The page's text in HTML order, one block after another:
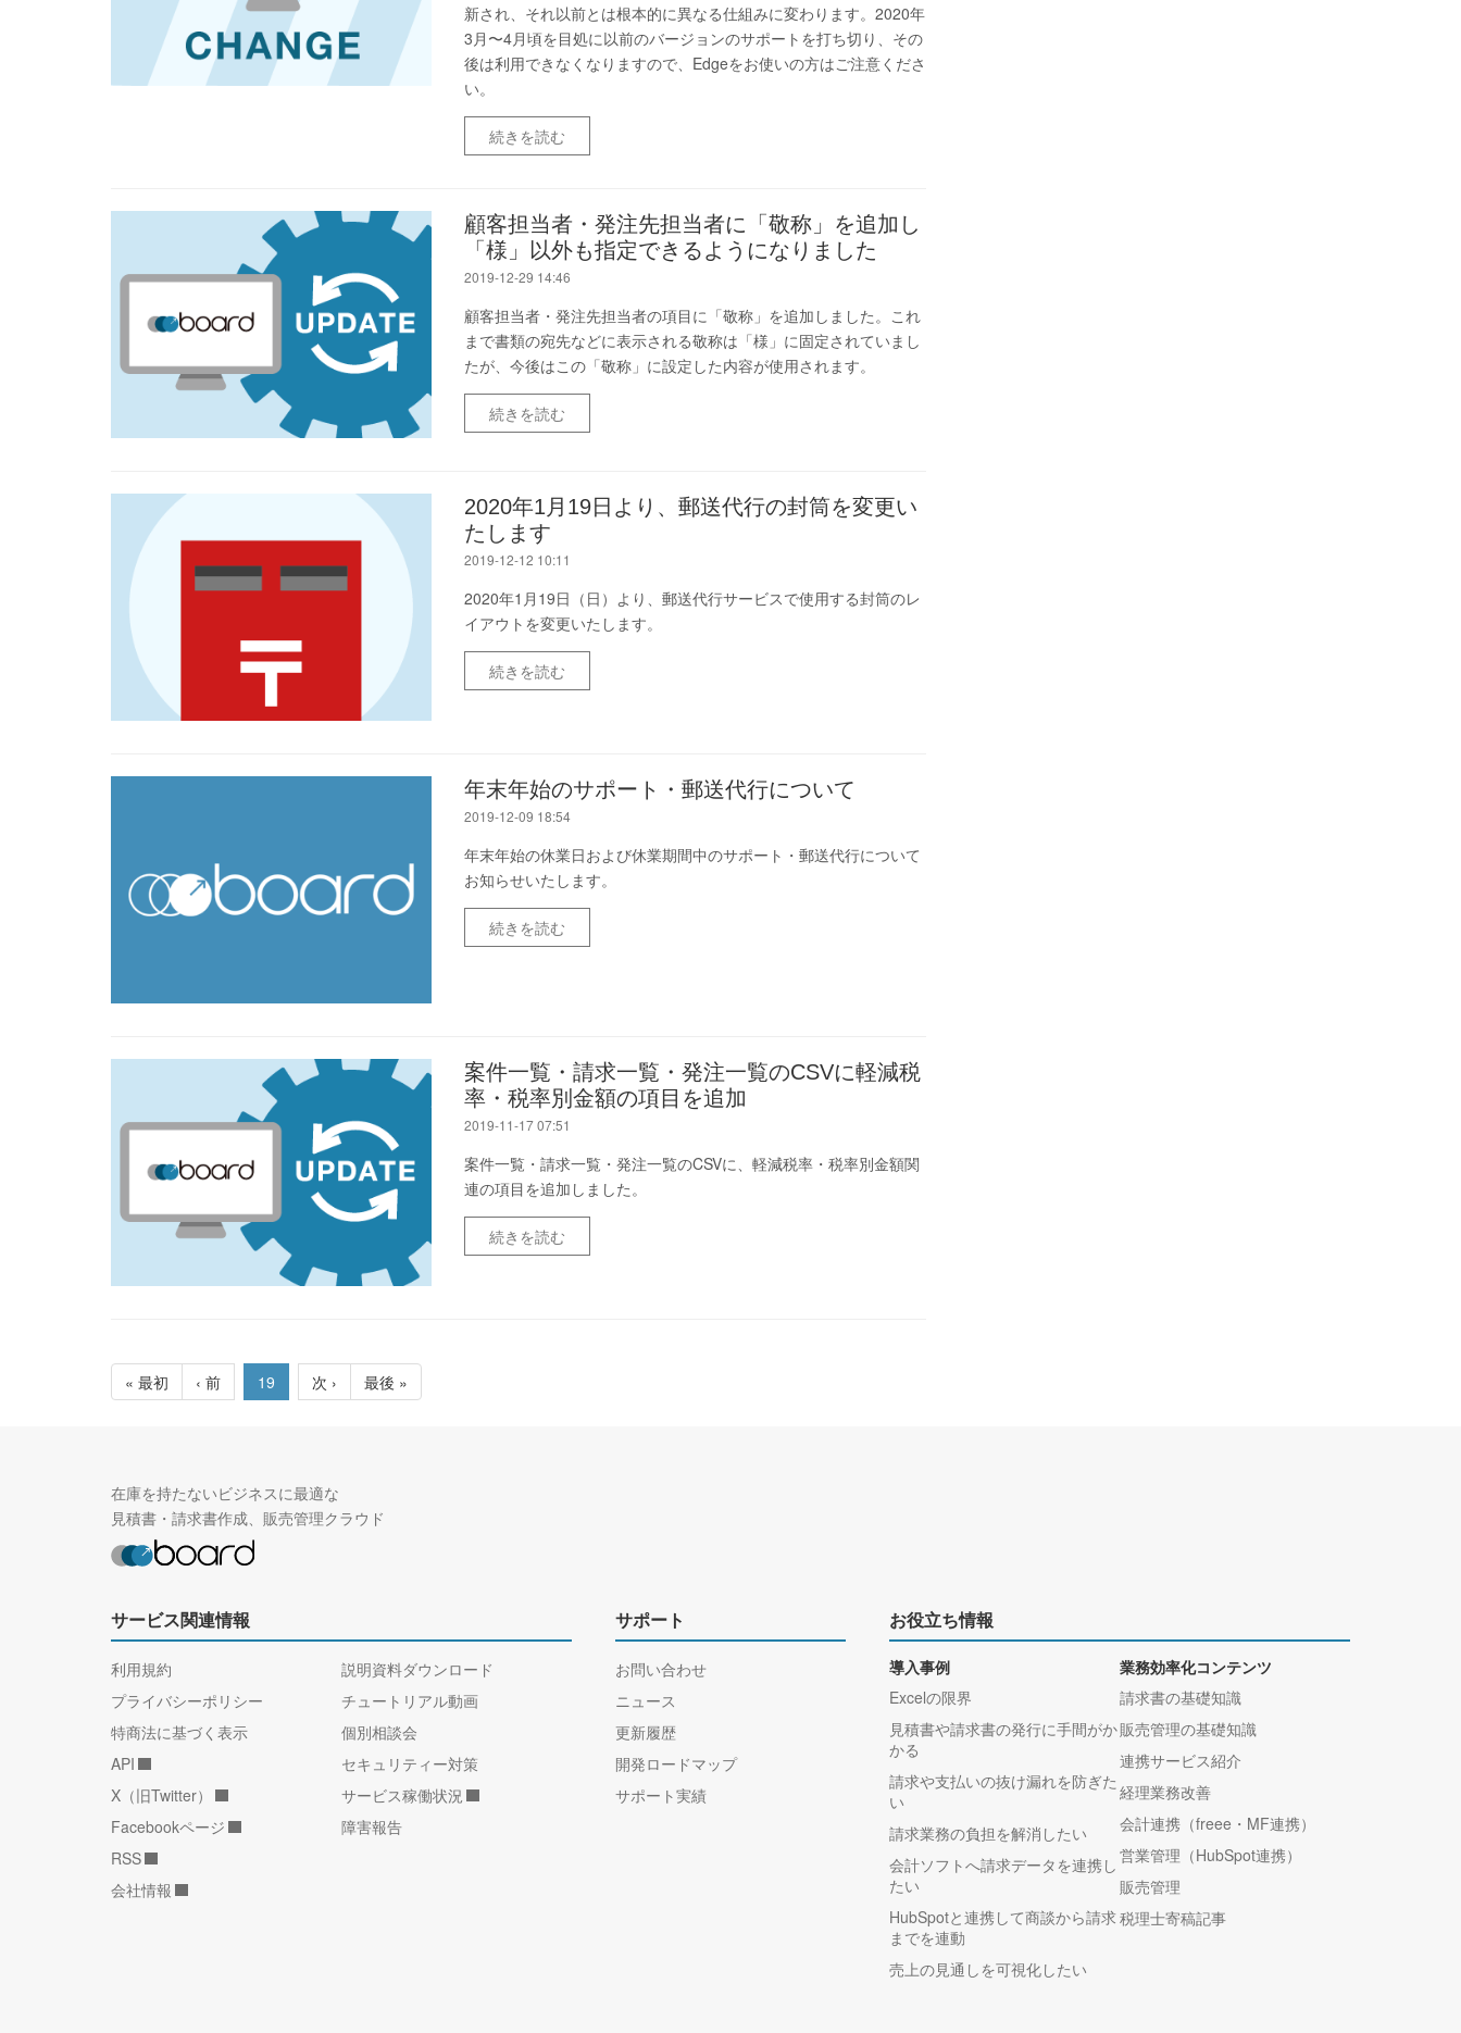
新され、それ以前とは根本的に異なる仕組みに変わります。2020年
3月〜4月頃を目処に以前のバージョンのサポートを打ち切り、その
後は利用できなくなりますので、Edgeをお使いの方はご注意くださ
い。
続きを読む
顧客担当者・発注先担当者に「敬称」を追加し
「様」以外も指定できるようになりました
2019-12-29 14:46
顧客担当者・発注先担当者の項目に「敬称」を追加しました。これ
まで書類の宛先などに表示される敬称は「様」に固定されていまし
たが、今後はこの「敬称」に設定した内容が使用されます。
続きを読む
2020年1月19日より、郵送代行の封筒を変更い
たします
2019-12-12 10:11
2020年1月19日（日）より、郵送代行サービスで使用する封筒のレ
イアウトを変更いたします。
続きを読む
年末年始のサポート・郵送代行について
2019-12-09 18:54
年末年始の休業日および休業期間中のサポート・郵送代行について
お知らせいたします。
続きを読む
案件一覧・請求一覧・発注一覧のCSVに軽減税
率・税率別金額の項目を追加
2019-11-17 07:51
案件一覧・請求一覧・発注一覧のCSVに、軽減税率・税率別金額関
連の項目を追加しました。
続きを読む
« 最初 ‹ 前 19 次 › 最後 »
在庫を持たないビジネスに最適な
見積書・請求書作成、販売管理クラウド
サービス関連情報
利用規約
プライバシーポリシー
特商法に基づく表示
API
X（旧Twitter）
Facebookページ
RSS
会社情報
説明資料ダウンロード
チュートリアル動画
個別相談会
セキュリティー対策
サービス稼働状況
障害報告
サポート
お問い合わせ
ニュース
更新履歴
開発ロードマップ
サポート実績
お役立ち情報
導入事例
Excelの限界
見積書や請求書の発行に手間がか
かる
請求や支払いの抜け漏れを防ぎた
い
請求業務の負担を解消したい
会計ソフトへ請求データを連携し
たい
HubSpotと連携して商談から請求
までを連動
売上の見通しを可視化したい
業務効率化コンテンツ
請求書の基礎知識
販売管理の基礎知識
連携サービス紹介
経理業務改善
会計連携（freee・MF連携）
営業管理（HubSpot連携）
販売管理
税理士寄稿記事